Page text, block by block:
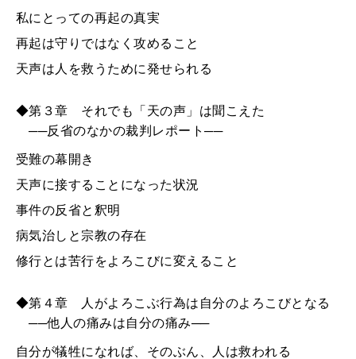
私にとっての再起の真実
再起は守りではなく攻めること
天声は人を救うために発せられる
◆第３章 それでも「天の声」は聞こえた
──反省のなかの裁判レポート──
受難の幕開き
天声に接することになった状況
事件の反省と釈明
病気治しと宗教の存在
修行とは苦行をよろこびに変えること
◆第４章 人がよろこぶ行為は自分のよろこびとなる
──他人の痛みは自分の痛み──
自分が犠牲になれば、そのぶん、人は救われる